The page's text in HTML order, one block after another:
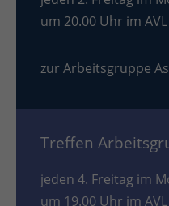
um 20.00 Uhr im
zur Arbeitsgruppe
Treffen
jeden 4. Freitag im
um 19.00 Uhr im